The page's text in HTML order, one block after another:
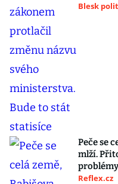
Blesk
Peče se
mlží.
Reflex.cz